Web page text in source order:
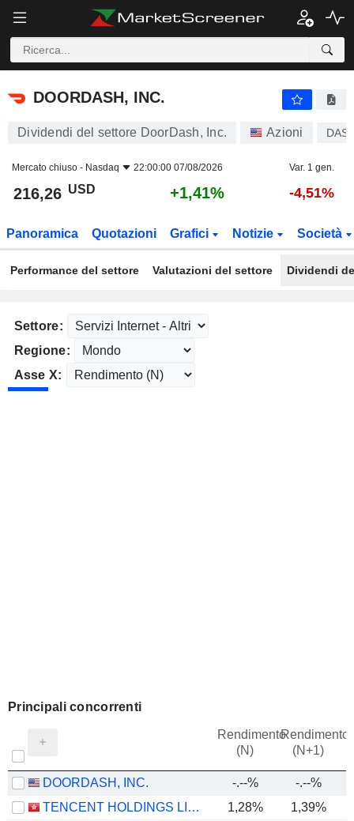
DOORDASH, INC.
DOORDASH, INC.
Dividendi del settore DoorDash, Inc. Azioni
Mercato chiuso - Nasdaq 22:00:00 07/08/2026 Var. 1 gen.
216,26 USD +1,41% -4,51%
Panoramica Quotazioni Grafici Notizie Società
Performance del settore Valutazioni del settore Dividendi
Settore:
Regione:
Asse X:
Principali concorrenti
Rendimento
(N)
Rendimento
(N+1)
DOORDASH, INC. -.--% -.--%
TENCENT HOLDINGS LIMITED
1,28% 1,39%